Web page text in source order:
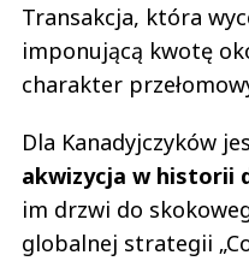
Transakcja, która
imponującą kwotę
charakter
Dla Kanadyjczyków
akwizycja w historii
im drzwi do
globalnej strategii